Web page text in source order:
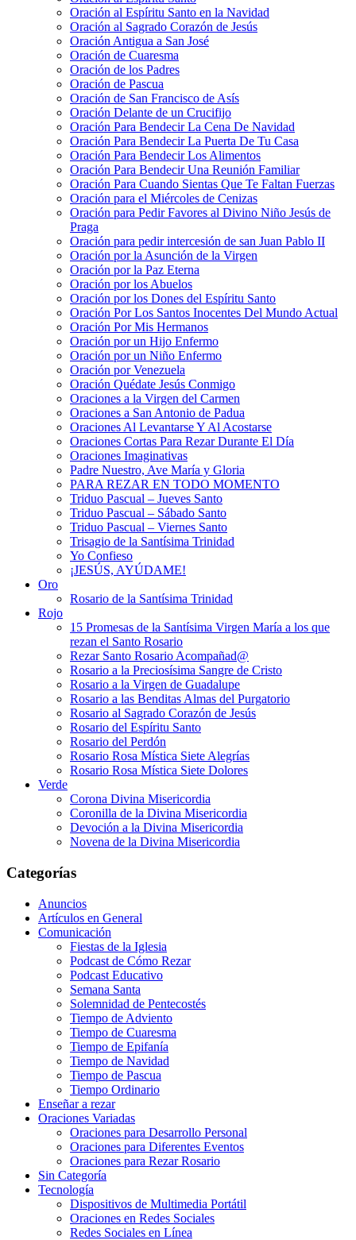
Oración al Espíritu Santo en la Navidad
Oración al Sagrado Corazón de Jesús
Oración Antigua a San José
Oración de Cuaresma
Oración de los Padres
Oración de Pascua
Oración de San Francisco de Asís
Oración Delante de un Crucifijo
Oración Para Bendecir La Cena De Navidad
Oración Para Bendecir La Puerta De Tu Casa
Oración Para Bendecir Los Alimentos
Oración Para Bendecir Una Reunión Familiar
Oración Para Cuando Sientas Que Te Faltan Fuerzas
Oración para el Miércoles de Cenizas
Oración para Pedir Favores al Divino Niño Jesús de
Praga
Oración para pedir intercesión de san Juan Pablo II
Oración por la Asunción de la Virgen
Oración por la Paz Eterna
Oración por los Abuelos
Oración por los Dones del Espíritu Santo
Oración Por Los Santos Inocentes Del Mundo Actual
Oración Por Mis Hermanos
Oración por un Hijo Enfermo
Oración por un Niño Enfermo
Oración por Venezuela
Oración Quédate Jesús Conmigo
Oraciones a la Virgen del Carmen
Oraciones a San Antonio de Padua
Oraciones Al Levantarse Y Al Acostarse
Oraciones Cortas Para Rezar Durante El Día
Oraciones Imaginativas
Padre Nuestro, Ave María y Gloria
PARA REZAR EN TODO MOMENTO
Triduo Pascual – Jueves Santo
Triduo Pascual – Sábado Santo
Triduo Pascual – Viernes Santo
Trisagio de la Santísima Trinidad
Yo Confieso
¡JESÚS, AYÚDAME!
Oro
Rosario de la Santísima Trinidad
Rojo
15 Promesas de la Santísima Virgen María a los que
rezan el Santo Rosario
Rezar Santo Rosario Acompañad@
Rosario a la Preciosísima Sangre de Cristo
Rosario a la Virgen de Guadalupe
Rosario a las Benditas Almas del Purgatorio
Rosario al Sagrado Corazón de Jesús
Rosario del Espíritu Santo
Rosario del Perdón
Rosario Rosa Mística Siete Alegrías
Rosario Rosa Mística Siete Dolores
Verde
Corona Divina Misericordia
Coronilla de la Divina Misericordia
Devoción a la Divina Misericordia
Novena de la Divina Misericordia
Categorías
Anuncios
Artículos en General
Comunicación
Fiestas de la Iglesia
Podcast de Cómo Rezar
Podcast Educativo
Semana Santa
Solemnidad de Pentecostés
Tiempo de Adviento
Tiempo de Cuaresma
Tiempo de Epifanía
Tiempo de Navidad
Tiempo de Pascua
Tiempo Ordinario
Enseñar a rezar
Oraciones Variadas
Oraciones para Desarrollo Personal
Oraciones para Diferentes Eventos
Oraciones para Rezar Rosario
Sin Categoría
Tecnología
Dispositivos de Multimedia Portátil
Oraciones en Redes Sociales
Redes Sociales en Línea